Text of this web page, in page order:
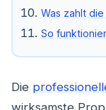
Was zahlt
So
Die
wirksamste